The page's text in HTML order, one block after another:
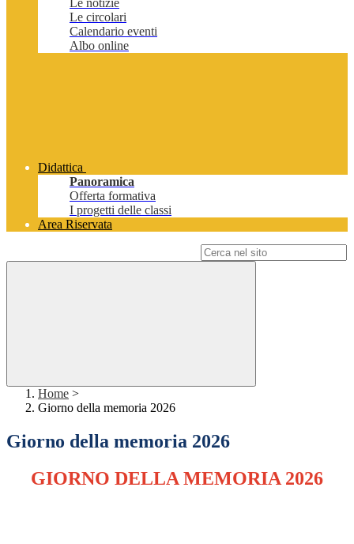
Le notizie
Le circolari
Calendario eventi
Albo online
Didattica
Panoramica
Offerta formativa
I progetti delle classi
Area Riservata
Home >
Giorno della memoria 2026
Giorno della memoria 2026
GIORNO DELLA MEMORIA 2026